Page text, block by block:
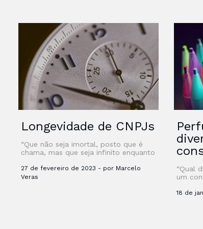
Longevidade de CNPJs
“Que não seja imortal, posto que é
chama, mas que seja infinito enquanto
de Moraes, em outubro de 1939,
escreveu o …
27 de fevereiro de 2023 - por Marcelo
Veras
“Qual
um
ainda
18 de